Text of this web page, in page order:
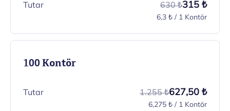
Tutar 630 ₺315 ₺
6,3 ₺ / 1 Kontör
100 Kontör
Tutar 1.255 ₺627,50 ₺
6,275 ₺ / 1 Kontör